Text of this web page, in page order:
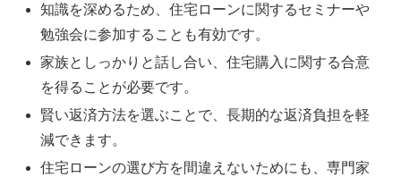
知識を深めるため、住宅ローンに関するセミナーや
勉強会に参加することも有効です。
家族としっかりと話し合い、住宅購入に関する合意
を得ることが必要です。
賢い返済方法を選ぶことで、長期的な返済負担を軽
減できます。
住宅ローンの選び方を間違えないためにも、専門家